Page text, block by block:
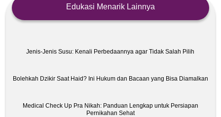
Edukasi Menarik Lainnya
Jenis-Jenis Susu: Kenali Perbedaannya agar Tidak Salah Pilih
Bolehkah Dzikir Saat Haid? Ini Hukum dan Bacaan yang Bisa Diamalkan
Medical Check Up Pra Nikah: Panduan Lengkap untuk Persiapan
Pernikahan Sehat